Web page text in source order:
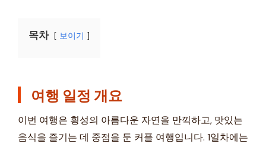
목차 보이기
여행 일정 개요
이번 여행은 횡성의 아름다운 자연을 만끽하고, 맛있는
음식을 즐기는 데 중점을 둔 커플 여행입니다. 1일차에는